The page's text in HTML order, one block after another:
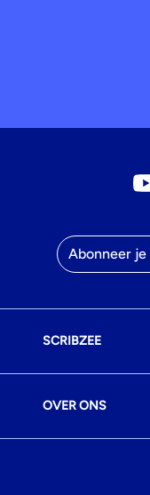
E-mailadres
SCRIBZEE
OVER ONS